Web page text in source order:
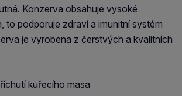
Konzerva obsahuje vysoké
to podporuje zdraví a imunitní systém
je vyrobena z čerstvých a kvalitních
kuřecího masa